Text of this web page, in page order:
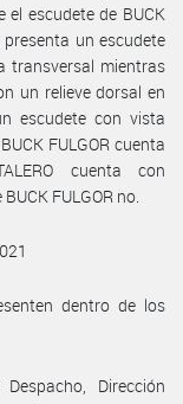
escudete de BUCK
presenta un escudete
transversal mientras
un relieve dorsal en
escudete con vista
FULGOR cuenta
cuenta con
FULGOR no.
dentro de los
Dirección